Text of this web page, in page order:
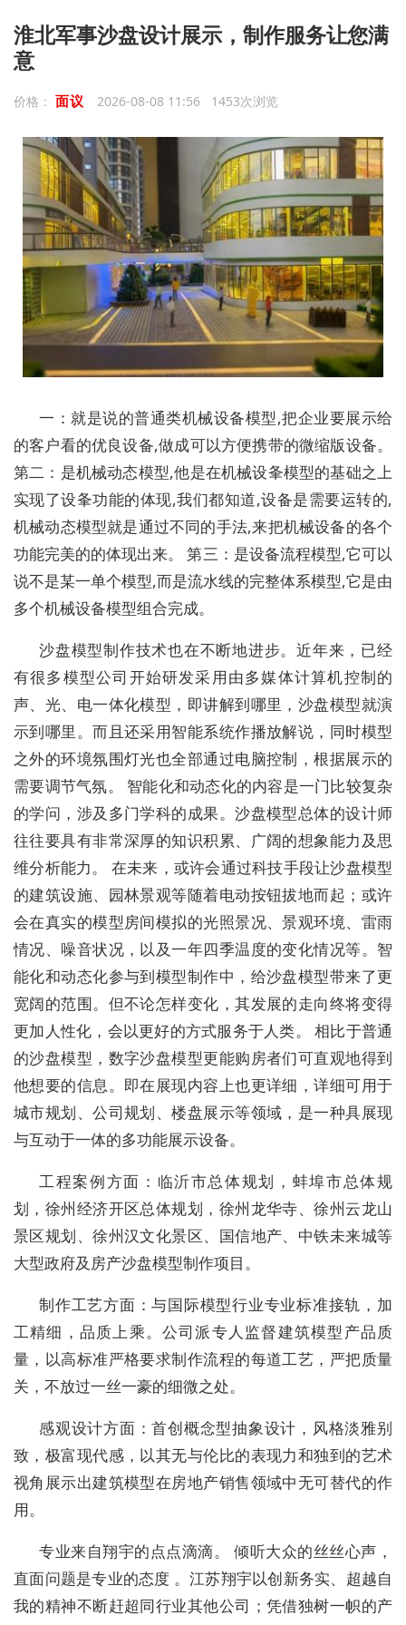
淮北军事沙盘设计展示，制作服务让您满
意
价格： 面议 2026-08-08 11:56 1453次浏览
一：就是说的普通类机械设备模型,把企业要展示给
的客户看的优良设备,做成可以方便携带的微缩版设备。
第二：是机械动态模型,他是在机械设夆模型的基础之上
实现了设夆功能的体现,我们都知道,设备是需要运转的,
机械动态模型就是通过不同的手法,来把机械设备的各个
功能完美的的体现出来。 第三：是设备流程模型,它可以
说不是某一单个模型,而是流水线的完整体系模型,它是由
多个机械设备模型组合完成。
沙盘模型制作技术也在不断地进步。近年来，已经
有很多模型公司开始研发采用由多媒体计算机控制的
声、光、电一体化模型，即讲解到哪里，沙盘模型就演
示到哪里。而且还采用智能系统作播放解说，同时模型
之外的环境氛围灯光也全部通过电脑控制，根据展示的
需要调节气氛。 智能化和动态化的内容是一门比较复杂
的学问，涉及多门学科的成果。沙盘模型总体的设计师
往往要具有非常深厚的知识积累、广阔的想象能力及思
维分析能力。 在未来，或许会通过科技手段让沙盘模型
的建筑设施、园林景观等随着电动按钮拔地而起；或许
会在真实的模型房间模拟的光照景况、景观环境、雷雨
情况、噪音状况，以及一年四季温度的变化情况等。智
能化和动态化参与到模型制作中，给沙盘模型带来了更
宽阔的范围。但不论怎样变化，其发展的走向终将变得
更加人性化，会以更好的方式服务于人类。 相比于普通
的沙盘模型，数字沙盘模型更能购房者们可直观地得到
他想要的信息。即在展现内容上也更详细，详细可用于
城市规划、公司规划、楼盘展示等领域，是一种具展现
与互动于一体的多功能展示设备。
工程案例方面：临沂市总体规划，蚌埠市总体规
划，徐州经济开区总体规划，徐州龙华寺、徐州云龙山
景区规划、徐州汉文化景区、国信地产、中铁未来城等
大型政府及房产沙盘模型制作项目。
制作工艺方面：与国际模型行业专业标准接轨，加
工精细，品质上乘。公司派专人监督建筑模型产品质
量，以高标准严格要求制作流程的每道工艺，严把质量
关，不放过一丝一豪的细微之处。
感观设计方面：首创概念型抽象设计，风格淡雅别
致，极富现代感，以其无与伦比的表现力和独到的艺术
视角展示出建筑模型在房地产销售领域中无可替代的作
用。
专业来自翔宇的点点滴滴。 倾听大众的丝丝心声，
直面问题是专业的态度 。江苏翔宇以创新务实、超越自
我的精神不断赶超同行业其他公司；凭借独树一帜的产